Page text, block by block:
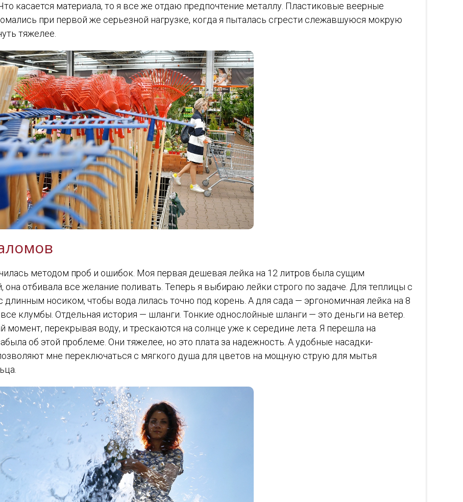
касается материала, то я все же отдаю предпочтение металлу. Пластиковые веерные
при первой же серьезной нагрузке, когда я пыталась сгрести слежавшуюся мокрую
тяжелее.
методом проб и ошибок. Моя первая дешевая лейка на 12 литров была сущим
она отбивала все желание поливать. Теперь я выбираю лейки строго по задаче. Для теплицы с
длинным носиком, чтобы вода лилась точно под корень. А для сада — эргономичная лейка на 8
клумбы. Отдельная история — шланги. Тонкие однослойные шланги — это деньги на ветер.
перекрывая воду, и трескаются на солнце уже к середине лета. Я перешла на
об этой проблеме. Они тяжелее, но это плата за надежность. А удобные насадки-
мне переключаться с мягкого душа для цветов на мощную струю для мытья